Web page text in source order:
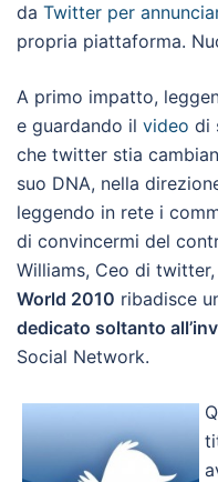
da Twitter per
propria piattaforma.
A primo impatto,
e guardando il video di
che twitter stia
suo DNA, nella
leggendo in rete i
di convincermi del
Williams, Ceo di
World 2010 ribadisce
dedicato soltanto
Social Network.